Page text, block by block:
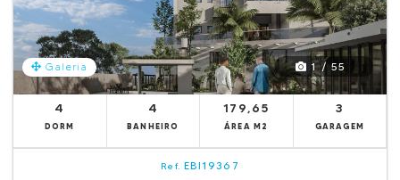
Galeria 1 / 55
4
DORM
4
BANHEIRO
179,65
ÁREA M2
3
GARAGEM
Ref. EBI19367